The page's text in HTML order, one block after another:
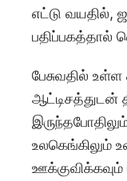
எட்டு வயதில்,
பதிப்பகத்தால்
பேசுவதில்
ஆட்டிசத்துடன்
உலகெங்கிலும்
ஊக்குவிக்கவும்